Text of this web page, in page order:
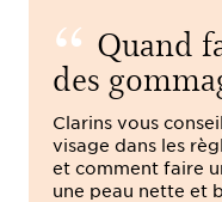
Quand
des
Clarins vous
visage dans les
et comment faire
une peau nette et